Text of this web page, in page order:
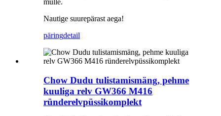
mulle.
Nautige suurepärast aega!
päringdetail
Chow Dudu tulistamismäng, pehme
kuuliga relv GW366 M416
ründerelvpüssikomplekt